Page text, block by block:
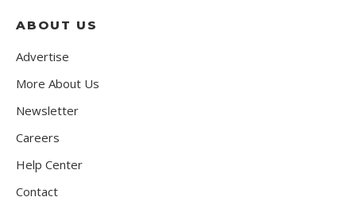
ABOUT US
Advertise
More About Us
Newsletter
Careers
Help Center
Contact